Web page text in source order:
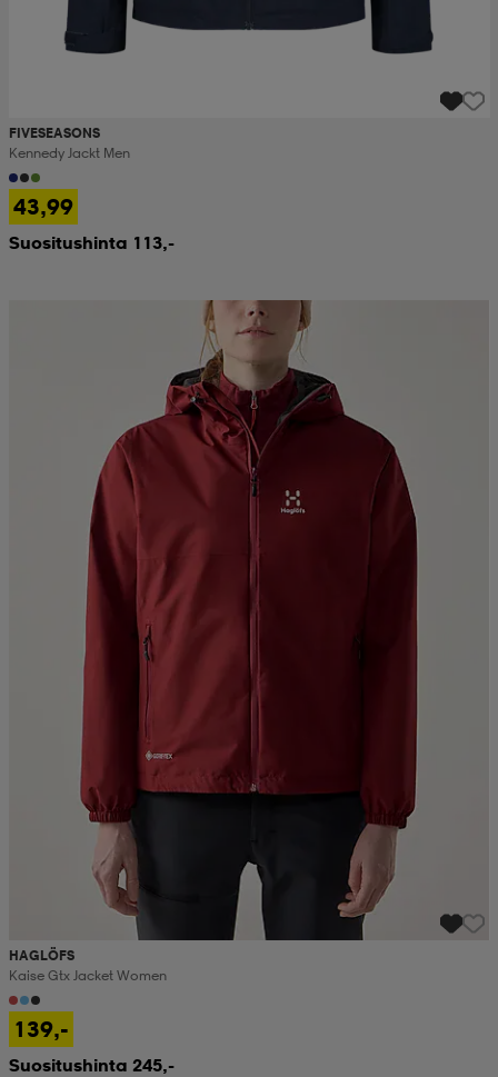
FIVESEASONS
Kennedy Jackt Men
43,99
Suositushinta 113,-
HAGLÖFS
Kaise Gtx Jacket Women
139,-
Suositushinta 245,-